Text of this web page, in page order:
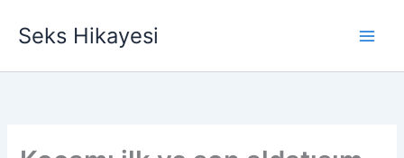
atlaSeks Hikayesi